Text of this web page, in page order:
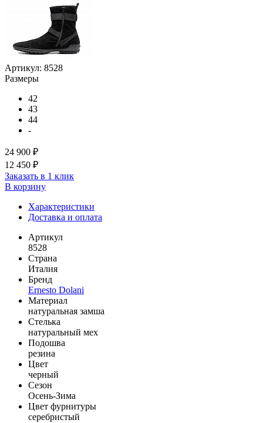
Артикул: 8528
Размеры
42
43
44
-
24 900 ₽
12 450 ₽
Заказать в 1 клик
В корзину
Характеристики
Доставка и оплата
Артикул
8528
Страна
Италия
Бренд
Ernesto Dolani
Материал
натуральная замша
Стелька
натуральный мех
Подошва
резина
Цвет
черный
Сезон
Осень-Зима
Цвет фурнитуры
серебристый